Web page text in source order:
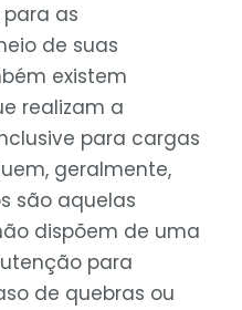
as
de suas
existem
realizam a
para cargas
geralmente,
são aquelas
dispõem de uma
para
de quebras ou